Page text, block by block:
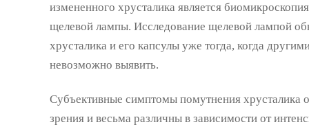
измененного хрусталика является
щелевой лампы. Исследование щелевой лампой
хрусталика и его капсулы уже тогда, когда
невозможно выявить.
Субъективные симптомы помутнения хрусталика
зрения и весьма различны в зависимости от